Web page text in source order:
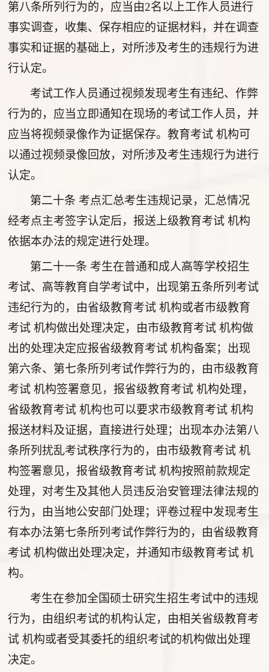
第八条所列行为的，应当由2名以上工作人员进行
事实调查，收集、保存相应的证据材料，并在调查
事实和证据的基础上，对所涉及考生的违规行为进
行认定。
考试工作人员通过视频发现考生有违纪、作弊
行为的，应当立即通知在现场的考试工作人员，并
应当将视频录像作为证据保存。教育考试 机构可
以通过视频录像回放，对所涉及考生违规行为进行
认定。
第二十条 考点汇总考生违规记录，汇总情况
经考点主考签字认定后，报送上级教育考试 机构
依据本办法的规定进行处理。
第二十一条 考生在普通和成人高等学校招生
考试、高等教育自学考试中，出现第五条所列考试
违纪行为的，由省级教育考试 机构或者市级教育
考试 机构做出处理决定，由市级教育考试 机构做
出的处理决定应报省级教育考试 机构备案；出现
第六条、第七条所列考试作弊行为的，由市级教育
考试 机构签署意见，报省级教育考试 机构处理，
省级教育考试 机构也可以要求市级教育考试 机构
报送材料及证据，直接进行处理；出现本办法第八
条所列扰乱考试秩序行为的，由市级教育考试 机
构签署意见，报省级教育考试 机构按照前款规定
处理，对考生及其他人员违反治安管理法律法规的
行为，由当地公安部门处理；评卷过程中发现考生
有本办法第七条所列考试作弊行为的，由省级教育
考试 机构做出处理决定，并通知市级教育考试 机
构。
考生在参加全国硕士研究生招生考试中的违规
行为，由组织考试的机构认定，由相关省级教育考
试 机构或者受其委托的组织考试的机构做出处理
决定。